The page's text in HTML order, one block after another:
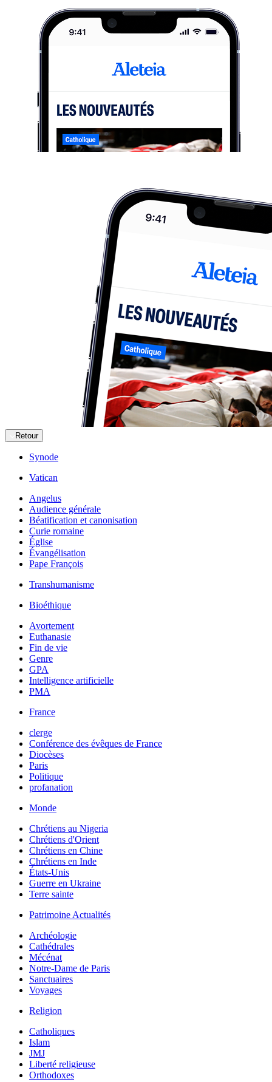
Retour
Synode
Vatican
Angelus
Audience générale
Béatification et canonisation
Curie romaine
Église
Évangélisation
Pape François
Transhumanisme
Bioéthique
Avortement
Euthanasie
Fin de vie
Genre
GPA
Intelligence artificielle
PMA
France
clerge
Conférence des évêques de France
Diocèses
Paris
Politique
profanation
Monde
Chrétiens au Nigeria
Chrétiens d'Orient
Chrétiens en Chine
Chrétiens en Inde
États-Unis
Guerre en Ukraine
Terre sainte
Patrimoine Actualités
Archéologie
Cathédrales
Mécénat
Notre-Dame de Paris
Sanctuaires
Voyages
Religion
Catholiques
Islam
JMJ
Liberté religieuse
Orthodoxes